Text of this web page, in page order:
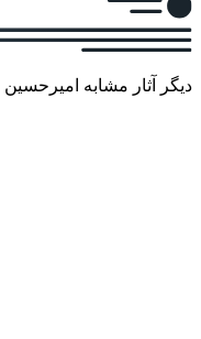
دیگر آثار مشابه امیرحسین